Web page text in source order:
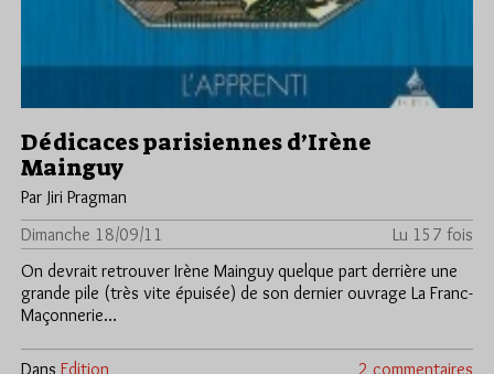
Dédicaces parisiennes d’Irène
Mainguy
Par Jiri Pragman
Dimanche 18/09/11
Lu 157 fois
On devrait retrouver Irène Mainguy quelque part derrière une
grande pile (très vite épuisée) de son dernier ouvrage La Franc-
Maçonnerie…
Dans Edition 2 commentaires